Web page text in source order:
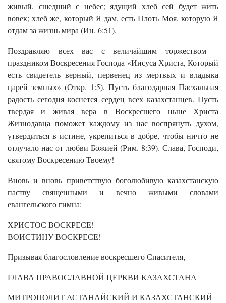
живый, сшедший с небес; ядущий хлеб сей будет жить
вовек; хлеб же, который Я дам, есть Плоть Моя, которую Я
отдам за жизнь мира (Ин. 6:51).
Поздравляю всех вас с величайшим торжеством –
праздником Воскресения Господа «Иисуса Христа, Который
есть свидетель верный, первенец из мертвых и владыка
царей земных» (Откр. 1:5). Пусть благодарная Пасхальная
радость сегодня коснется сердец всех казахстанцев. Пусть
твердая и живая вера в Воскресшего ныне Христа
Жизнодавца поможет каждому из нас воспрянуть духом,
утвердиться в истине, укрепиться в добре, чтобы ничто не
отлучало нас от любви Божией (Рим. 8:39). Слава, Господи,
святому Воскресению Твоему!
Вновь и вновь приветствую боголюбивую казахстанскую
паству священными и вечно живыми словами
евангельского гимна:
ХРИСТОС ВОСКРЕСЕ!
ВОИСТИНУ ВОСКРЕСЕ!
Призывая благословление воскресшего Спасителя,
ГЛАВА ПРАВОСЛАВНОЙ ЦЕРКВИ КАЗАХСТАНА
МИТРОПОЛИТ АСТАНАЙСКИЙ И КАЗАХСТАНСКИЙ